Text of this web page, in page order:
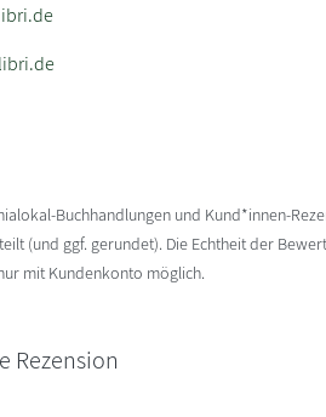
Buchhandlungen und Kund*innen-
(und ggf. gerundet). Die Echtheit der
mit Kundenkonto möglich.
Rezension